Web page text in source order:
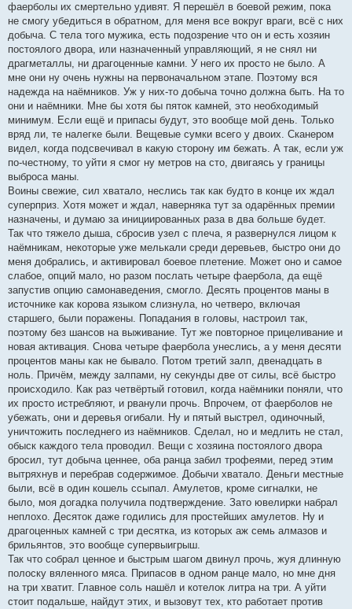
фаерболы их смертельно удивят. Я перешёл в боевой режим, пока
не смогу убедиться в обратном, для меня все вокруг враги, всё с них
добыча. С тела того мужика, есть подозрение что он и есть хозяин
постоялого двора, или назначенный управляющий, я не снял ни
драгметаллы, ни драгоценные камни. У него их просто не было. А
мне они ну очень нужны на первоначальном этапе. Поэтому вся
надежда на наёмников. Уж у них-то добыча точно должна быть. На то
они и наёмники. Мне бы хотя бы пяток камней, это необходимый
минимум. Если ещё и припасы будут, это вообще мой день. Только
вряд ли, те налегке были. Вещевые сумки всего у двоих. Сканером
видел, когда подсвечивал в какую сторону им бежать. А так, если уж
по-честному, то уйти я смог ну метров на сто, двигаясь у границы
выброса маны.
Воины свежие, сил хватало, неслись так как будто в конце их ждал
суперприз. Хотя может и ждал, наверняка тут за одарённых премии
назначены, и думаю за инициированных раза в два больше будет.
Так что тяжело дыша, сбросив узел с плеча, я развернулся лицом к
наёмникам, некоторые уже мелькали среди деревьев, быстро они до
меня добрались, и активировал боевое плетение. Может оно и самое
слабое, опций мало, но разом послать четыре фаербола, да ещё
запустив опцию самонаведения, смогло. Десять процентов маны в
источнике как корова языком слизнула, но четверо, включая
старшего, были поражены. Попадания в головы, настроил так,
поэтому без шансов на выживание. Тут же повторное прицеливание и
новая активация. Снова четыре фаербола унеслись, а у меня десяти
процентов маны как не бывало. Потом третий залп, двенадцать в
ноль. Причём, между залпами, ну секунды две от силы, всё быстро
происходило. Как раз четвёртый готовил, когда наёмники поняли, что
их просто истребляют, и рванули прочь. Впрочем, от фаерболов не
убежать, они и деревья огибали. Ну и пятый выстрел, одиночный,
уничтожить последнего из наёмников. Сделал, но и медлить не стал,
обыск каждого тела проводил. Вещи с хозяина постоялого двора
бросил, тут добыча ценнее, оба ранца забил трофеями, перед этим
вытряхнув и перебрав содержимое. Добычи хватало. Деньги местные
были, всё в один кошель ссыпал. Амулетов, кроме сигналки, не
было, моя догадка получила подтверждение. Зато ювелирки набрал
неплохо. Десяток даже годились для простейших амулетов. Ну и
драгоценных камней с три десятка, из которых аж семь алмазов и
брильянтов, это вообще супервыигрыш.
Так что собрал ценное и быстрым шагом двинул прочь, жуя длинную
полоску вяленного мяса. Припасов в одном ранце мало, но мне дня
на три хватит. Главное соль нашёл и котелок литра на три. А уйти
стоит подальше, найдут этих, и вызовут тех, кто работает против